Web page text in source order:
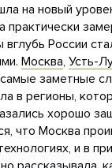
на новый
практически
России
Москва, Усть-
заметные
в регионы,
хорошо
что Москва
и в